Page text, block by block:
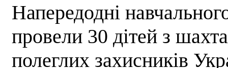
Напередодні
провели 30 дітей з
полеглих захисників